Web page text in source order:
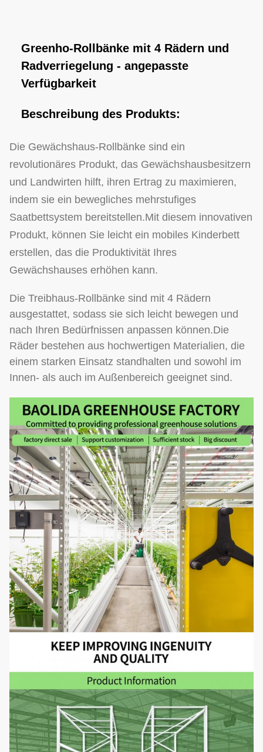
Greenho-Rollbänke mit 4 Rädern und
Radverriegelung - angepasste
Verfügbarkeit
Beschreibung des Produkts:
Die Gewächshaus-Rollbänke sind ein
revolutionäres Produkt, das Gewächshausbesitzern
und Landwirten hilft, ihren Ertrag zu maximieren,
indem sie ein bewegliches mehrstufiges
Saatbettsystem bereitstellen.Mit diesem innovativen
Produkt, können Sie leicht ein mobiles Kinderbett
erstellen, das die Produktivität Ihres
Gewächshauses erhöhen kann.
Die Treibhaus-Rollbänke sind mit 4 Rädern
ausgestattet, sodass sie sich leicht bewegen und
nach Ihren Bedürfnissen anpassen können.Die
Räder bestehen aus hochwertigen Materialien, die
einem starken Einsatz standhalten und sowohl im
Innen- als auch im Außenbereich geeignet sind.